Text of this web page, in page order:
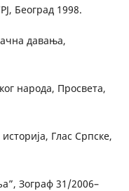
Београд 1998.
давања,
народа, Просвета,
Глас Српске,
Зограф 31/2006–